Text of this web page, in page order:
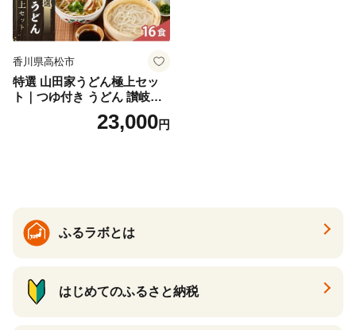
香川県高松市
特選 山田家うどん極上セッ
ト｜つゆ付き うどん 讃岐う
どん さぬきうどん 生麵 うど
んセット カレーうどん 生う
23,000円
ふるラボとは
はじめてのふるさと納税